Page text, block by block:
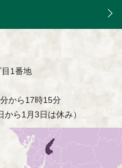
1番地
から17時15分
から1月3日は休み）